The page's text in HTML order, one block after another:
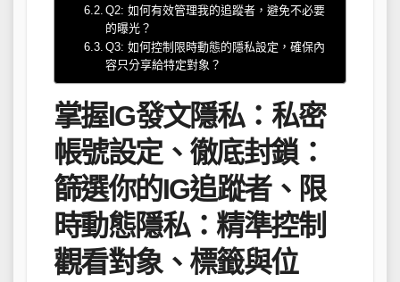
Q2: 如何有效管理我的追蹤者，避免不必要
的曝光？
Q3: 如何控制限時動態的隱私設定，確保內
容只分享給特定對象？
掌握IG發文隱私：私密
帳號設定、徹底封鎖：
篩選你的IG追蹤者、限
時動態隱私：精準控制
觀看對象、標籤與位